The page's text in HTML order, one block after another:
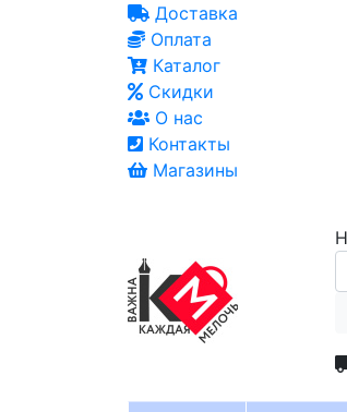
Доставка
Оплата
Каталог
Скидки
О нас
Контакты
Магазины